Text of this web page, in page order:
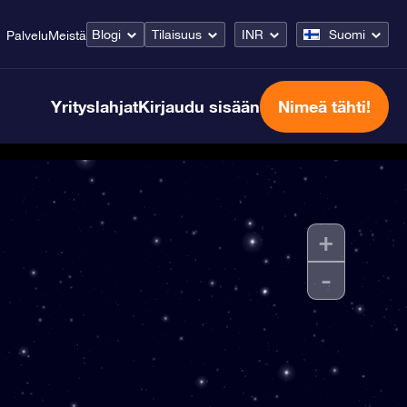
PalveluMeistä Blogi Tilaisuus INR Suomi
YrityslahjatKirjaudu sisään Nimeä tähti!